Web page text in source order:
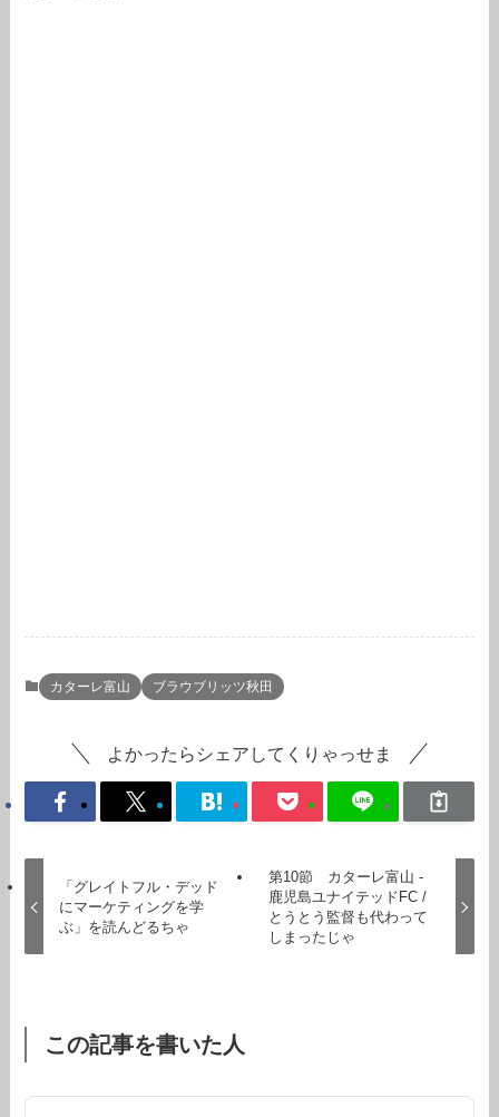
カターレ富山 ブラウブリッツ秋田
よかったらシェアしてくりゃっせま
「グレイトフル・デッド
にマーケティングを学
ぶ」を読んどるちゃ
第10節 カターレ富山 -
鹿児島ユナイテッドFC /
とうとう監督も代わって
しまったじゃ
この記事を書いた人